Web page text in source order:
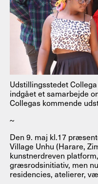
Udstillingsstedet
indgået et samarbejde
Collegas kommende
~
Den 9. maj kl.17
Village Unhu (Harare,
kunstnerdreven
græsrodsinitiativ, men
residencies, atelierer,